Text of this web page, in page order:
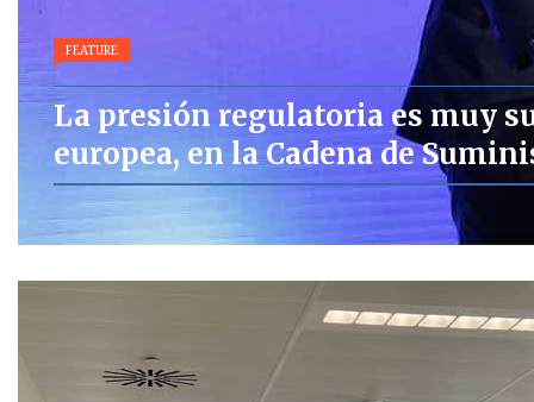
FEATURE
La presión regulatoria es muy
europea, en la Cadena de